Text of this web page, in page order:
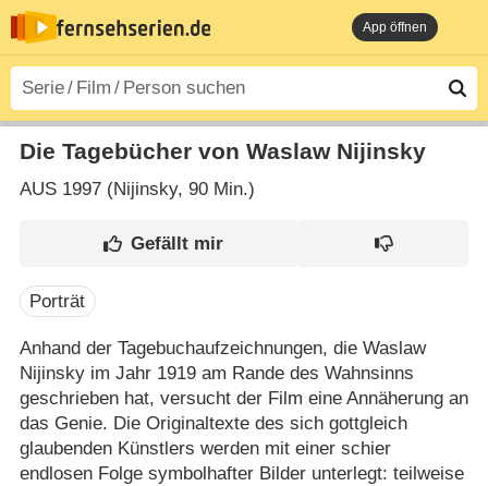
App öffnen
Die Tagebücher von Waslaw Nijinsky
AUS1997 (Nijinsky‎, 90 Min.)
Porträt
Anhand der Tagebuchaufzeichnungen, die Waslaw
Nijinsky im Jahr 1919 am Rande des Wahnsinns
geschrieben hat, versucht der Film eine Annäherung an
das Genie. Die Originaltexte des sich gottgleich
glaubenden Künstlers werden mit einer schier
endlosen Folge symbolhafter Bilder unterlegt: teilweise